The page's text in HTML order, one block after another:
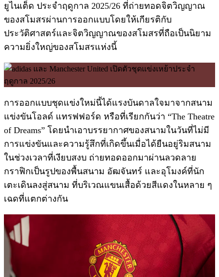
ยูไนเต็ด ประจำฤดูกาล 2025/26 ที่ถ่ายทอดจิตวิญญาณ
ของสโมสรผ่านการออกแบบโดยให้เกียรติกับ
ประวัติศาสตร์และจิตวิญญาณของสโมสรที่ถือเป็นนิยาม
ความยิ่งใหญ่ของสโมสรแห่งนี้
การออกแบบชุดแข่งใหม่นี้ได้แรงบันดาลใจมาจากสนาม
แข่งขันโอลด์ แทรฟฟอร์ด หรือที่เรียกกันว่า “The Theatre
of Dreams” โดยนำเอาบรรยากาศของสนามในวันที่ไม่มี
การแข่งขันและความรู้สึกที่เกิดขึ้นเมื่อได้ยืนอยู่ริมสนาม
ในช่วงเวลาที่เงียบสงบ ถ่ายทอดออกมาผ่านลวดลาย
กราฟิกเป็นรูปของพื้นสนาม อัฒจันทร์ และอุโมงค์ที่นัก
เตะเดินลงสู่สนาม ที่บริเวณแขนเสื้อด้วยสีแดงในหลาย ๆ
เฉดที่แตกต่างกัน